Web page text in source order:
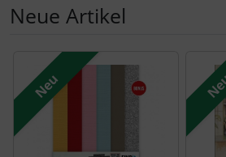
Neue Artikel
Es folgt ein Produktslider -
Neu